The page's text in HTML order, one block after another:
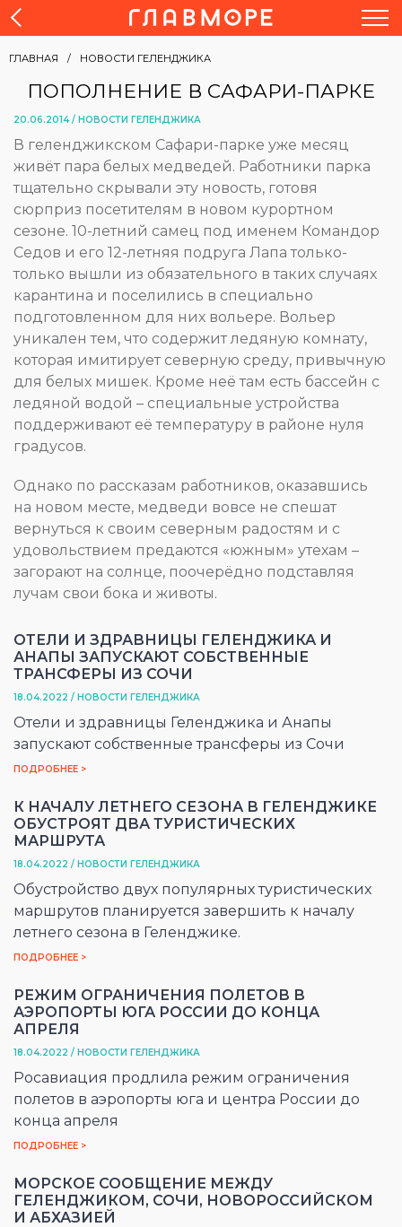
ГЛАВНАЯ НОВОСТИ ГЕЛЕНДЖИКА
ПОПОЛНЕНИЕ В САФАРИ-ПАРКЕ
20.06.2014 / НОВОСТИ ГЕЛЕНДЖИКА
В геленджикском Сафари-парке уже месяц
живёт пара белых медведей. Работники парка
тщательно скрывали эту новость, готовя
сюрприз посетителям в новом курортном
сезоне. 10-летний самец под именем Командор
Седов и его 12-летняя подруга Лапа только-
только вышли из обязательного в таких случаях
карантина и поселились в специально
подготовленном для них вольере. Вольер
уникален тем, что содержит ледяную комнату,
которая имитирует северную среду, привычную
для белых мишек. Кроме неё там есть бассейн с
ледяной водой – специальные устройства
поддерживают её температуру в районе нуля
градусов.
Однако по рассказам работников, оказавшись
на новом месте, медведи вовсе не спешат
вернуться к своим северным радостям и с
удовольствием предаются «южным» утехам –
загорают на солнце, поочерёдно подставляя
лучам свои бока и животы.
ОТЕЛИ И ЗДРАВНИЦЫ ГЕЛЕНДЖИКА И
АНАПЫ ЗАПУСКАЮТ СОБСТВЕННЫЕ
ТРАНСФЕРЫ ИЗ СОЧИ
18.04.2022 / НОВОСТИ ГЕЛЕНДЖИКА
Отели и здравницы Геленджика и Анапы
запускают собственные трансферы из Сочи
ПОДРОБНЕЕ >
К НАЧАЛУ ЛЕТНЕГО СЕЗОНА В ГЕЛЕНДЖИКЕ
ОБУСТРОЯТ ДВА ТУРИСТИЧЕСКИХ
МАРШРУТА
18.04.2022 / НОВОСТИ ГЕЛЕНДЖИКА
Обустройство двух популярных туристических
маршрутов планируется завершить к началу
летнего сезона в Геленджике.
ПОДРОБНЕЕ >
РЕЖИМ ОГРАНИЧЕНИЯ ПОЛЕТОВ В
АЭРОПОРТЫ ЮГА РОССИИ ДО КОНЦА
АПРЕЛЯ
18.04.2022 / НОВОСТИ ГЕЛЕНДЖИКА
Росавиация продлила режим ограничения
полетов в аэропорты юга и центра России до
конца апреля
ПОДРОБНЕЕ >
МОРСКОЕ СООБЩЕНИЕ МЕЖДУ
ГЕЛЕНДЖИКОМ, СОЧИ, НОВОРОССИЙСКОМ
И АБХАЗИЕЙ